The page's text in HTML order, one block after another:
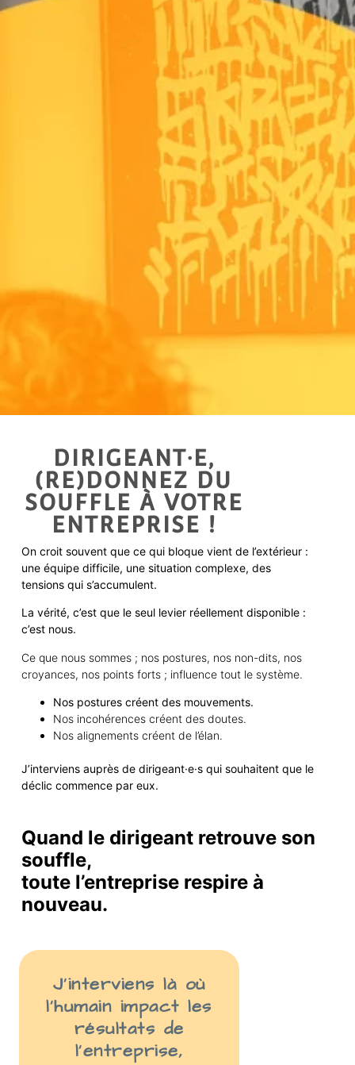
J’interviens là où
l’humain impact les
résultats de
l’entreprise,
DIRIGEANT·E,
(RE)DONNEZ DU
SOUFFLE À VOTRE
ENTREPRISE !
On croit souvent que ce qui bloque vient de l’extérieur :
une équipe difficile, une situation complexe, des
tensions qui s’accumulent.
La vérité, c’est que le seul levier réellement disponible :
c’est nous.
Ce que nous sommes ; nos postures, nos non-dits, nos
croyances, nos points forts ; influence tout le système.
Nos postures créent des mouvements.
Nos incohérences créent des doutes.
Nos alignements créent de l’élan.
J’interviens auprès de dirigeant·e·squi souhaitent que le
déclic commence par eux.
Quand le dirigeant retrouve son
souffle,
toute l’entreprise respire à
nouveau.